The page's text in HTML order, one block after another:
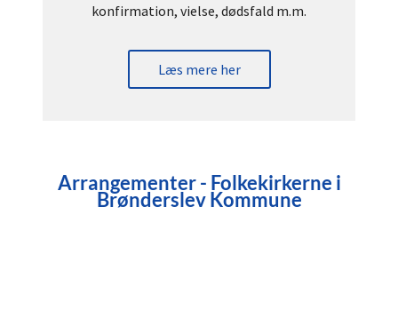
konfirmation, vielse, dødsfald m.m.
Læs mere her
Arrangementer - Folkekirkerne i
Brønderslev Kommune